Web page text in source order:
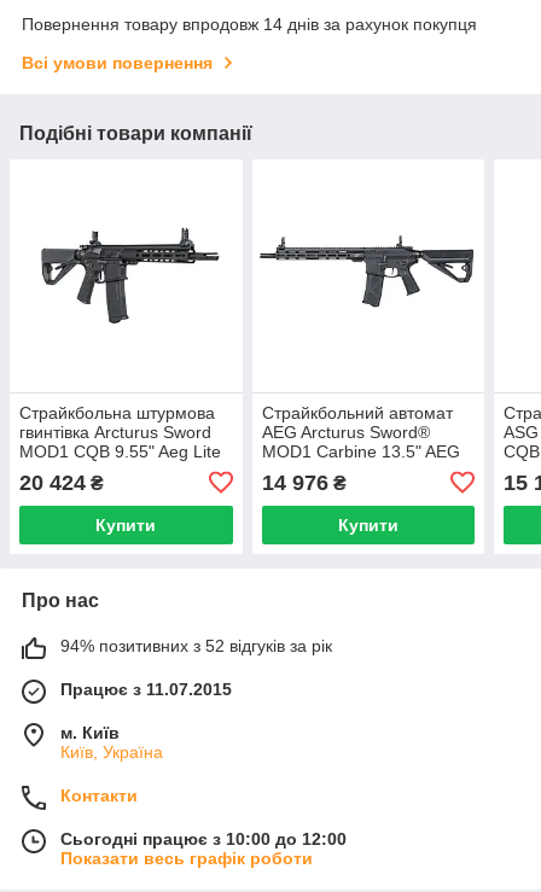
Повернення товару впродовж 14 днів за рахунок покупця
Всі умови повернення
Подібні товари компанії
Страйкбольна штурмова
гвинтівка Arcturus Sword
MOD1 CQB 9.55" Aeg Lite
20 424 ₴
Купити
Страйкбольний автомат
AEG Arcturus Sword®
MOD1 Carbine 13.5" AEG
14 976₴
Купити
15
Про нас
94% позитивних з 52 відгуків за рік
Працює з 11.07.2015
м. Київ
Київ, Україна
Контакти
Сьогодні працює з 10:00 до 12:00
Показати весь графік роботи